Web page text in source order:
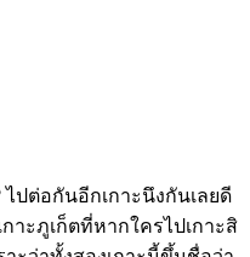
ปต่อกันอีกเกาะนึงกันเลยดี
กาะภูเก็ตที่หากใครไปเกาะสิ